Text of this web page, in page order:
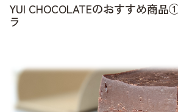
YUI CHOCOLATEのおすすめ商品
ラ